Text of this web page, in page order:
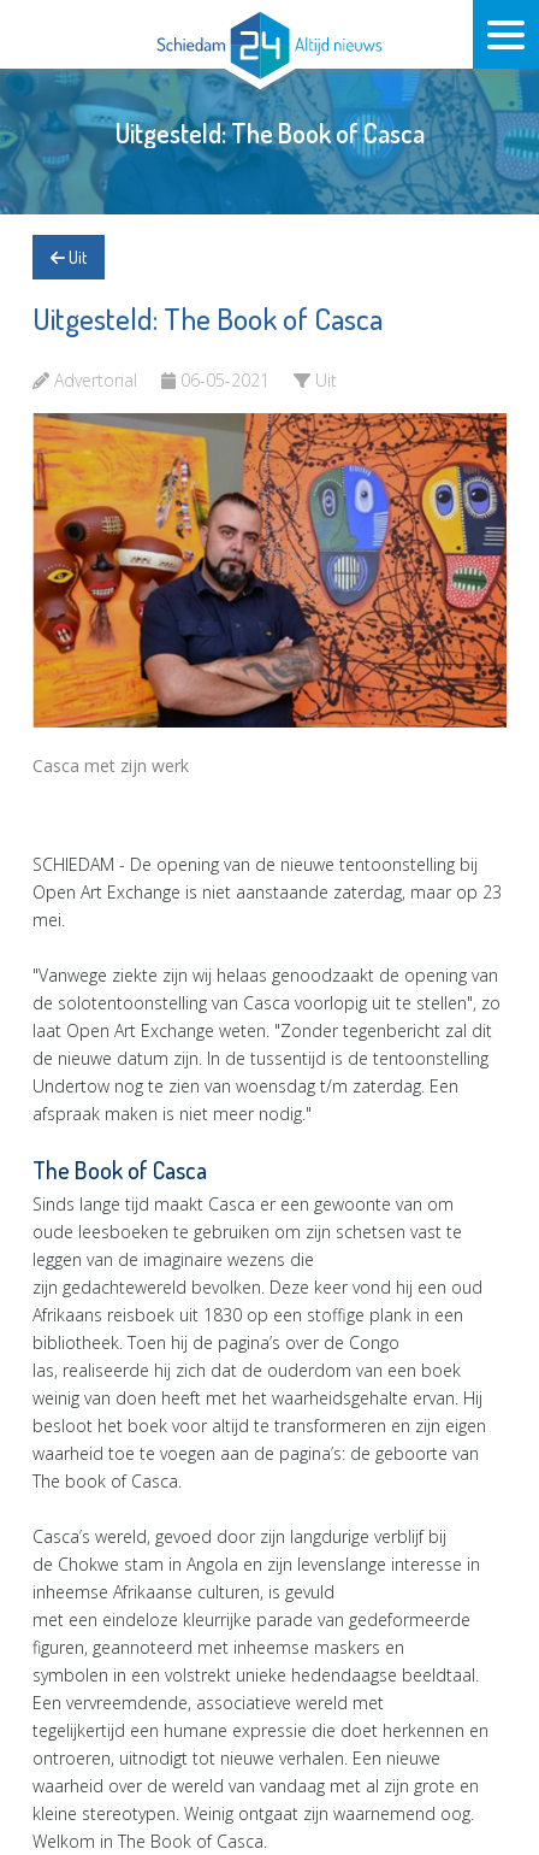
Uitgesteld: The Book of Casca
Uit
Uitgesteld: The Book of Casca
Advertorial 06-05-2021 Uit
Casca met zijn werk
SCHIEDAM - De opening van de nieuwe tentoonstelling bij
Open Art Exchange is niet aanstaande zaterdag, maar op 23
mei.
"Vanwege ziekte zijn wij helaas genoodzaakt de opening van
de solotentoonstelling van Casca voorlopig uit te stellen", zo
laat Open Art Exchange weten. "Zonder tegenbericht zal dit
de nieuwe datum zijn. In de tussentijd is de tentoonstelling
Undertow nog te zien van woensdag t/m zaterdag. Een
afspraak maken is niet meer nodig."
The Book of Casca
Sinds lange tijd maakt Casca er een gewoonte van om
oude leesboeken te gebruiken om zijn schetsen vast te
leggen van de imaginaire wezens die
zijn gedachtewereld bevolken. Deze keer vond hij een oud
Afrikaans reisboek uit 1830 op een stoffige plank in een
bibliotheek. Toen hij de pagina’s over de Congo
las, realiseerde hij zich dat de ouderdom van een boek
weinig van doen heeft met het waarheidsgehalte ervan. Hij
besloot het boek voor altijd te transformeren en zijn eigen
waarheid toe te voegen aan de pagina’s: de geboorte van
The book of Casca.
Casca’s wereld, gevoed door zijn langdurige verblijf bij
de Chokwe stam in Angola en zijn levenslange interesse in
inheemse Afrikaanse culturen, is gevuld
met een eindeloze kleurrijke parade van gedeformeerde
figuren, geannoteerd met inheemse maskers en
symbolen in een volstrekt unieke hedendaagse beeldtaal.
Een vervreemdende, associatieve wereld met
tegelijkertijd een humane expressie die doet herkennen en
ontroeren, uitnodigt tot nieuwe verhalen. Een nieuwe
waarheid over de wereld van vandaag met al zijn grote en
kleine stereotypen. Weinig ontgaat zijn waarnemend oog.
Welkom in The Book of Casca.